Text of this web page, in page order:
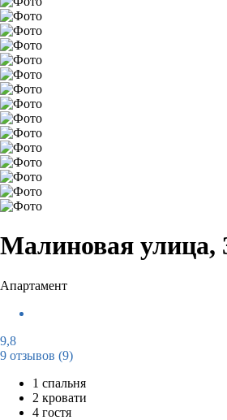
Малиновая улица,
Апартамент
9,8
9 отзывов (9)
1 спальня
2 кровати
4 гостя